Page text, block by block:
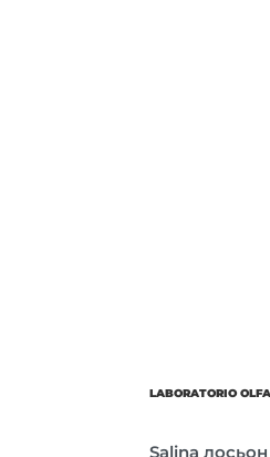
LABORATORIO
Salina лосьон